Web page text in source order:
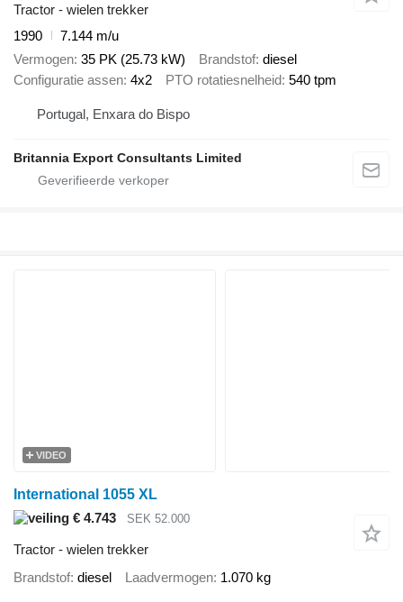
Tractor - wielen trekker
1990
7.144 m/u
Vermogen 35 PK (25.73 kW) Brandstof diesel
Configuratie assen 4x2 PTO rotatiesnelheid 540 tpm
Portugal, Enxara do Bispo
Britannia Export Consultants Limited
VIDEO
International 1055 XL
€ 4.743
SEK 52.000
Tractor - wielen trekker
Brandstof diesel Laadvermogen 1.070 kg